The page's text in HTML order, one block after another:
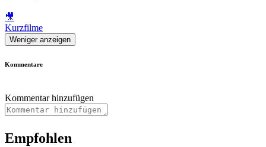
🎥
Kurzfilme
Weniger anzeigen
Kommentare
Kommentar hinzufügen
Empfohlen